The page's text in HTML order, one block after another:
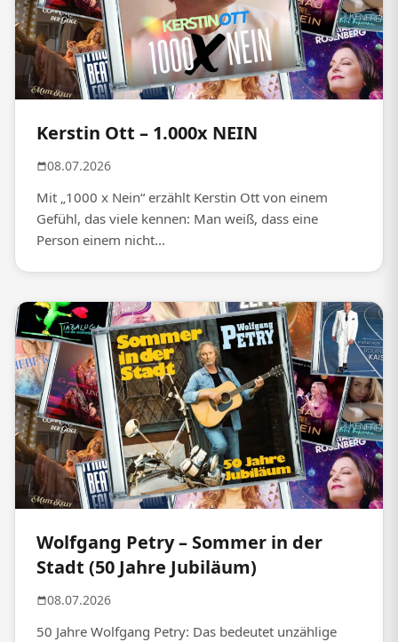
Kerstin Ott – 1.000x NEIN
08.07.2026
Mit „1000 x Nein“ erzählt Kerstin Ott von einem
Gefühl, das viele kennen: Man weiß, dass eine
Person einem nicht...
Wolfgang Petry – Sommer in der
Stadt (50 Jahre Jubiläum)
08.07.2026
50 Jahre Wolfgang Petry: Das bedeutet unzählige